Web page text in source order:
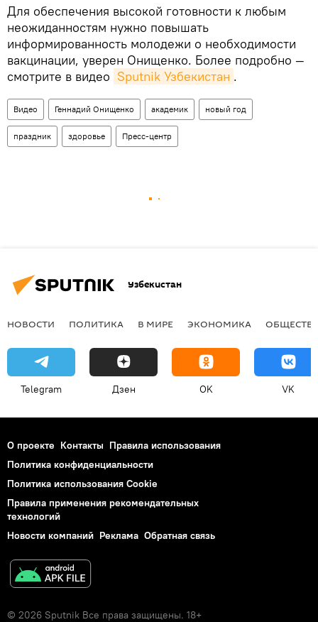
Для обеспечения высокой готовности к любым
неожиданностям нужно повышать
информированность молодежи о необходимости
вакцинации, уверен Онищенко. Более подробно —
смотрите в видео Sputnik Узбекистан .
Видео Геннадий Онищенко академик новый год
праздник здоровье Пресс-центр
Узбекистан
НОВОСТИ ПОЛИТИКА В МИРЕ ЭКОНОМИКА
Telegram Дзен OK VK
О проекте Контакты Правила использования
Политика конфиденциальности
Политика использования Cookie
Правила применения рекомендательных
технологий
Новости компаний Реклама Обратная связь
© 2026 Sputnik Все права защищены. 18+